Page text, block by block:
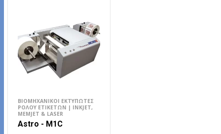
ΒΙΟΜΗΧΑΝΙΚΟΊ ΕΚΤΥΠΩΤΈΣ
ΡΟΛΟΎ ΕΤΙΚΕΤΏΝ | INKJET,
MEMJET & LASER
Astro - M1C